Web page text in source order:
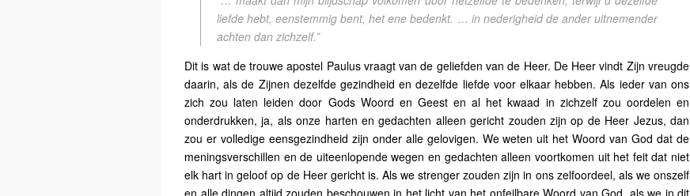
liefde hebt, eenstemmig bent, het ene bedenkt. … in nederigheid de ander uitnemender
achten dan zichzelf.”
Dit is wat de trouwe apostel Paulus vraagt van de geliefden van de Heer. De Heer vindt Zijn vreugde
daarin, als de Zijnen dezelfde gezindheid en dezelfde liefde voor elkaar hebben. Als ieder van ons
zich zou laten leiden door Gods Woord en Geest en al het kwaad in zichzelf zou oordelen en
onderdrukken, ja, als onze harten en gedachten alleen gericht zouden zijn op de Heer Jezus, dan
zou er volledige eensgezindheid zijn onder alle gelovigen. We weten uit het Woord van God dat de
meningsverschillen en de uiteenlopende wegen en gedachten alleen voortkomen uit het feit dat niet
elk hart in geloof op de Heer gericht is. Als we strenger zouden zijn in ons zelfoordeel, als we onszelf
en alle dingen altijd zouden beschouwen in het licht van het onfeilbare Woord van God, als we in dit